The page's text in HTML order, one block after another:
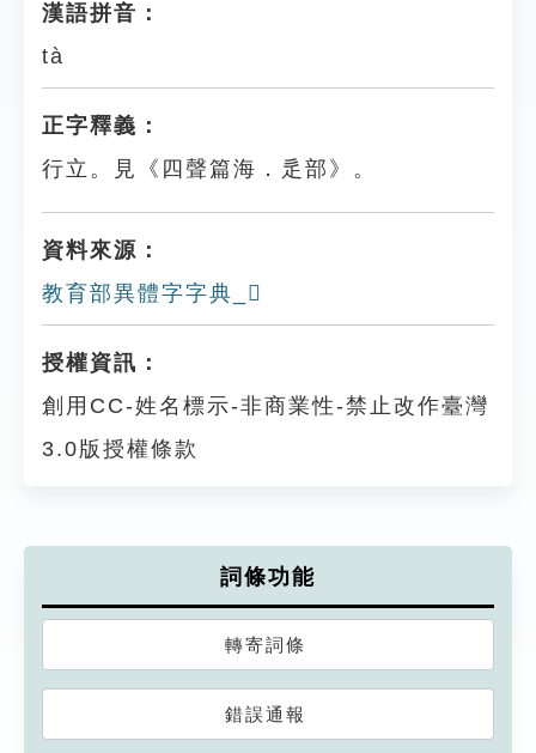
漢語拼音：
tà
正字釋義：
行立。見《四聲篇海．辵部》。
資料來源：
教育部異體字字典_𨔯
授權資訊：
創用CC-姓名標示-非商業性-禁止改作臺灣
3.0版授權條款
詞條功能
轉寄詞條
錯誤通報